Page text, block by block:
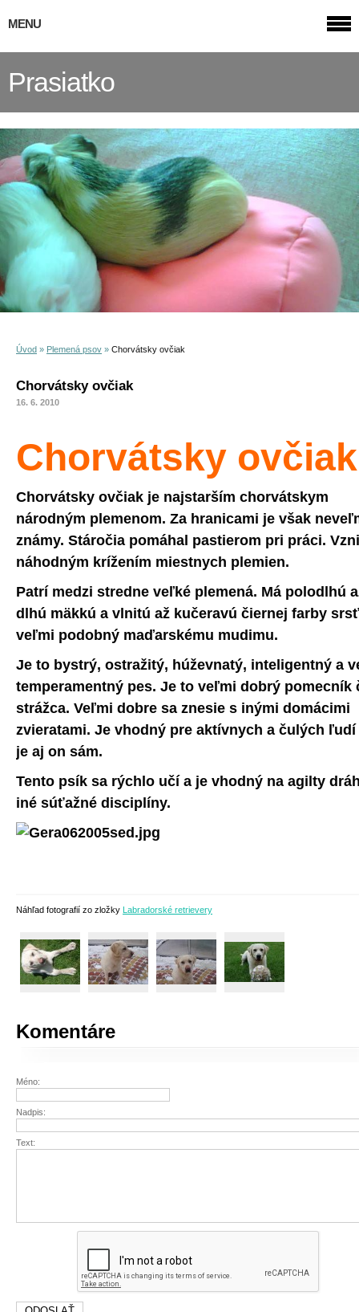
Prasiatko
Úvod » Plemená psov » Chorvátsky ovčiak
Chorvátsky ovčiak
16. 6. 2010
Chorvátsky ovčiak
Chorvátsky ovčiak je najstarším chorvátskym
národným plemenom. Za hranicami je však
známy. Stáročia pomáhal pastierom pri práci.
náhodným krížením miestnych plemien.
Patrí medzi stredne veľké plemená. Má polodlhú
dlhú mäkkú a vlnitú až kučeravú čiernej farby
veľmi podobný maďarskému mudimu.
Je to bystrý, ostražitý, húževnatý, inteligentný a
temperamentný pes. Je to veľmi dobrý pomecník
strážca. Veľmi dobre sa znesie s inými domácimi
zvieratami. Je vhodný pre aktívnych a čulých ľudí
je aj on sám.
Tento psík sa rýchlo učí a je vhodný na agilty
iné súťažné disciplíny.
Náhľad fotografií zo zložky Labradorské retrievery
Komentáre
Méno:
Nadpis:
Text:
MENU